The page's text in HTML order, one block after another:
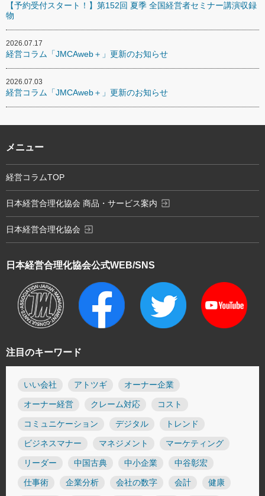
【予約受付スタート！】第152回 夏季 全国経営者セミナー講演収録
物
2026.07.17
経営コラム「JMCAweb＋」更新のお知らせ
2026.07.03
経営コラム「JMCAweb＋」更新のお知らせ
注目のキーワード
いい会社 アトツギ オーナー企業
オーナー経営 クレーム対応 コスト
コミュニケーション デジタル トレンド
ビジネスマナー マネジメント マーケティング
リーダー 中国古典 中小企業 中谷彰宏
仕事術 企業分析 会社の数字 会計 健康
日本経営合理化協会公式WEB/SNS
メニュー
経営コラムTOP
日本経営合理化協会 商品・サービス案内 exit_to_app
日本経営合理化協会 exit_to_app